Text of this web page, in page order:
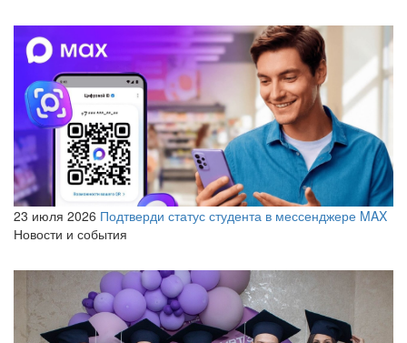
23 июля 2026 Подтверди статус студента в мессенджере MAX
Новости и события